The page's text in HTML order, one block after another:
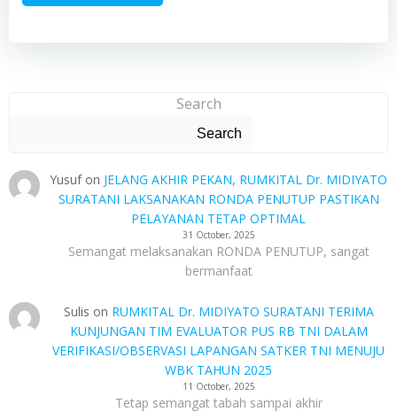
Search
Search
Yusufon JELANG AKHIR PEKAN, RUMKITAL Dr. MIDIYATO
SURATANI LAKSANAKAN RONDA PENUTUP PASTIKAN
PELAYANAN TETAP OPTIMAL
31 October, 2025
Semangat melaksanakan RONDA PENUTUP, sangat
bermanfaat
Sulis on RUMKITAL Dr. MIDIYATO SURATANI TERIMA
KUNJUNGAN TIM EVALUATOR PUS RB TNI DALAM
VERIFIKASI/OBSERVASI LAPANGAN SATKER TNI MENUJU
WBK TAHUN 2025
11 October, 2025
Tetap semangat tabah sampai akhir